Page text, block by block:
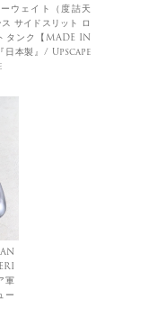
ウェイト（度詰天
サイドスリット ロ
タンク【MADE IN
日本製』/ Upscape
軍
ー